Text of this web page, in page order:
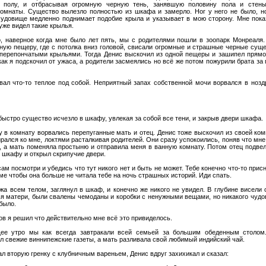
полу, и отбрасывая огромную черную тень, занявшую половину пола и
Существо вылезло полностью из шкафа и замерло. Ног у него не было,
медленно поднимает подобие крыла и указывает в мою сторону. Мне
видел такие крылья.
наверное когда мне было лет пять, мы с родителями пошли в зоопарк
пещеру, где с потолка вниз головой, свисали огромные и страшные черные
перепончатыми крыльями. Тогда Денис выскочил из одной пещеры и зашипел
я подскочил от ужаса, а родители засмеялись но всё же потом пожурили брата за
что-то теплое под собой. Неприятный запах собственной мочи ворвался в
существо исчезло в шкафу, увлекая за собой все тени, и закрыв двери шкафа.
в комнату ворвались перепуганные мать и отец. Денис тоже выскочил из своей
ко мне, локтями расталкивая родителей. Они сразу успокоились, поняв что мне
а мать поменяла простыню и отправила меня в ванную комнату. Потом отец
и открыл скрипучие двери.
посмотри и убедись что тут никого нет и быть не может. Тебе конечно что-то
чтобы она больше не читала тебе на ночь страшных историй. Иди спать.
всем телом, заглянул в шкаф, и конечно же никого не увидел. В глубине висели
матери, были свалены чемоданы и коробки с ненужными вещами, но никакого
я решил что действительно мне всё это привиделось.
утро мы как всегда завтракали всей семьей за большим обеденным
свежие виннипежские газеты, а мать разливала свой любимый индийский чай.
вторую гренку с клубничным вареньем, Денис вдруг захихикал и сказал: